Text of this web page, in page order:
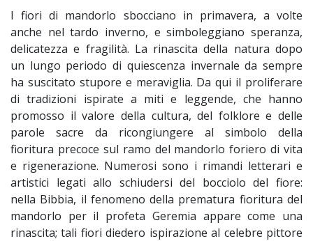
I fiori di mandorlo sbocciano in primavera, a volte
anche nel tardo inverno, e simboleggiano speranza,
delicatezza e fragilità. La rinascita della natura dopo
un lungo periodo di quiescenza invernale da sempre
ha suscitato stupore e meraviglia. Da qui il proliferare
di tradizioni ispirate a miti e leggende, che hanno
promosso il valore della cultura, del folklore e delle
parole sacre da ricongiungere al simbolo della
fioritura precoce sul ramo del mandorlo foriero di vita
e rigenerazione. Numerosi sono i rimandi letterari e
artistici legati allo schiudersi del bocciolo del fiore:
nella Bibbia, il fenomeno della prematura fioritura del
mandorlo per il profeta Geremia appare come una
rinascita; tali fiori diedero ispirazione al celebre pittore